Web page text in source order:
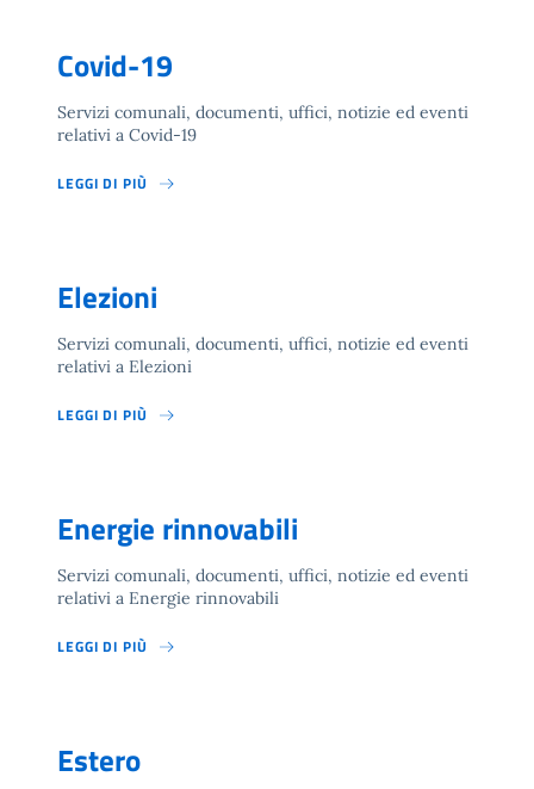
Covid-19
Servizi comunali, documenti, uffici, notizie ed eventi
relativi a Covid-19
LEGGI DI PIÙ
Elezioni
Servizi comunali, documenti, uffici, notizie ed eventi
relativi a Elezioni
LEGGI DI PIÙ
Energie rinnovabili
Servizi comunali, documenti, uffici, notizie ed eventi
relativi a Energie rinnovabili
LEGGI DI PIÙ
Estero